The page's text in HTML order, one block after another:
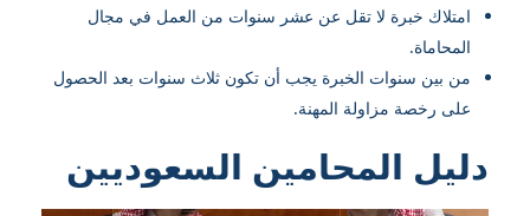
امتلاك خبرة لا تقل عن عشر سنوات من العمل في مجال
المحاماة.
من بين سنوات الخبرة يجب أن تكون ثلاث سنوات بعد الحصول
على رخصة مزاولة المهنة.
دليل المحامين السعوديين